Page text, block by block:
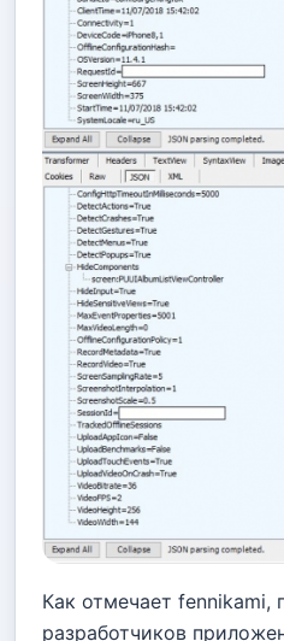
Как отмечает fennikami,
разработчиков